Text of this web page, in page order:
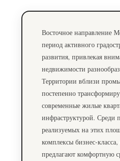
Восточное направление
период активного
развития, привлекая
недвижимости
Территории вблизи
постепенно
современные жилые
инфраструктурой. Среди
реализуемых на этих
комплексы бизнес-класса,
предлагают комфортную